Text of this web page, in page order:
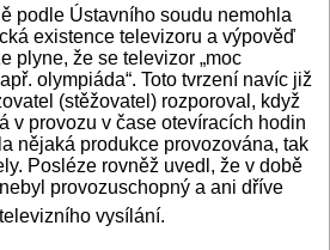
podle Ústavního soudu nemohla
existence televizoru a výpověď
plyne, že se televizor „moc
olympiáda“. Toto tvrzení navíc již
(stěžovatel) rozporoval, když
v provozu v čase otevíracích hodin
nějaká produkce provozována, tak
Posléze rovněž uvedl, že v době
provozuschopný a ani dříve
vysílání.